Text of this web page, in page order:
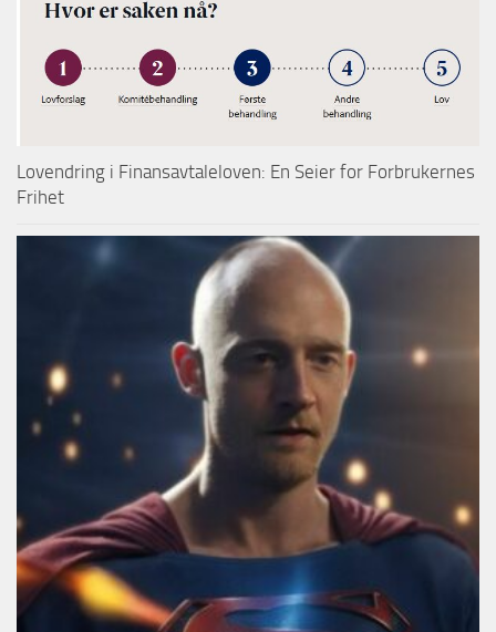
Lovendring i Finansavtaleloven: En Seier for Forbrukernes
Frihet